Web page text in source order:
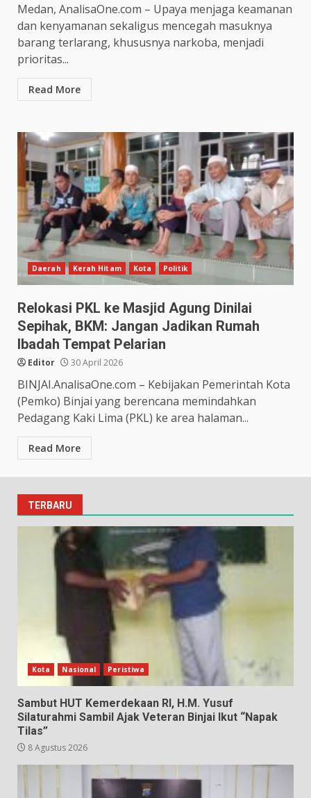
Medan, AnalisaOne.com – Upaya menjaga keamanan
dan kenyamanan sekaligus mencegah masuknya
barang terlarang, khususnya narkoba, menjadi
prioritas...
Read More
Daerah Kerah Hitam Kota Politik
Relokasi PKL ke Masjid Agung Dinilai
Sepihak, BKM: Jangan Jadikan Rumah
Ibadah Tempat Pelarian
Editor 30 April 2026
BINJAI.AnalisaOne.com – Kebijakan Pemerintah Kota
(Pemko) Binjai yang berencana memindahkan
Pedagang Kaki Lima (PKL) ke area halaman...
Read More
TERBARU
Kota Nasional Peristiwa
Sambut HUT Kemerdekaan RI, H.M. Yusuf
Silaturahmi Sambil Ajak Veteran Binjai Ikut “Napak
Tilas”
8 Agustus 2026